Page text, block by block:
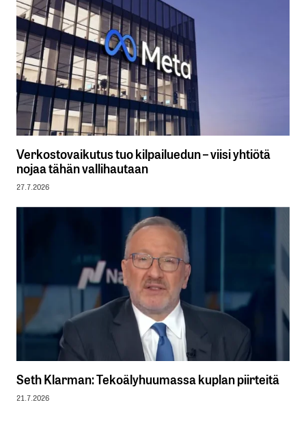
Verkostovaikutus tuo kilpailuedun – viisi yhtiötä
nojaa tähän vallihautaan
27.7.2026
Seth Klarman: Tekoälyhuumassa kuplan piirteitä
21.7.2026